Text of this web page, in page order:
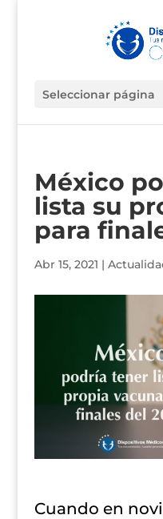
Seleccionar página
México
lista su
para
Abr 15, 2021 |
Cuando en